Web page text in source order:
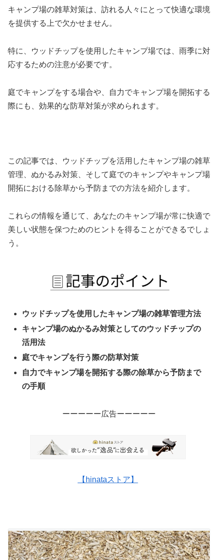
キャンプ場の雑草対策は、訪れる人々にとって快適な環境
を提供する上で欠かせません。
特に、ウッドチップを使用したキャンプ場では、雨季に対
応するための注意が必要です。
庭でキャンプをする場合や、自力でキャンプ場を開拓する
際にも、効果的な防草対策が求められます。
この記事では、ウッドチップを活用したキャンプ場の雑草
管理、ぬかるみ対策、そして庭でのキャンプやキャンプ場
開拓における除草から予防までの方法を紹介します。
これらの情報を通じて、あなたのキャンプ場が常に快適で
美しい状態を保つためのヒントを得ることができるでしょ
う。
ウッドチップを使用したキャンプ場の雑草管理方法
キャンプ場のぬかるみ対策としてのウッドチップの
活用法
庭でキャンプを行う際の防草対策
自力でキャンプ場を開拓する際の除草から予防まで
の手順
ーーーーー広告ーーーーー
【hinataストア】